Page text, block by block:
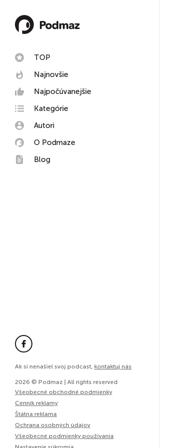
TOP
Najnovšie
Najpočúvanejšie
Kategórie
Autori
O Podmaze
Blog
Ak si nenašiel svoj podcast, kontaktuj nás
2026 © Podmaz | All rights reserved
Všeobecné obchodné podmienky
Cenník reklamy
Štátna reklama
Ochrana osobných údajov
Všeobecné podmienky používania